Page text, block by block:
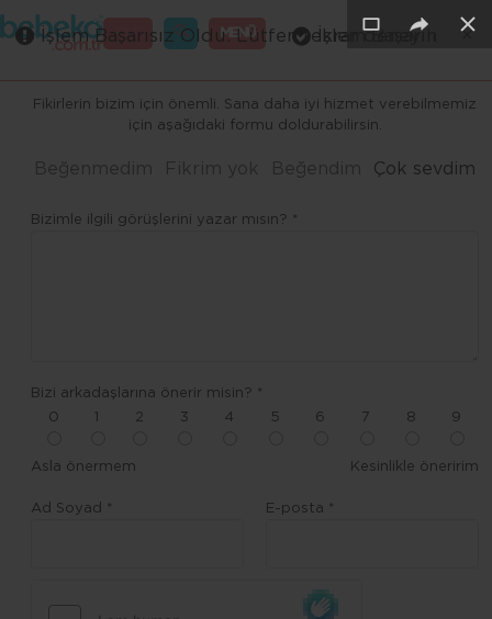
MENÜ
GİRİŞ
Fikirlerin bizim için önemli. Sana daha iyi hizmet verebilmemiz
için aşağıdaki formu doldurabilirsin.
Beğenmedim Fikrim yok Beğendim Çok sevdim
Bizimle ilgili görüşlerini yazar mısın? *
Bizi arkadaşlarına önerir misin? *
0
2 3 4 5 6 7 8 9
Asla önermem Kesinlikle öneririm
Ad Soyad * E-posta *
×
×
×
İşlem Başarılı ×
İşlem Başarısız Oldu. Lütfen tekrar deneyin ×